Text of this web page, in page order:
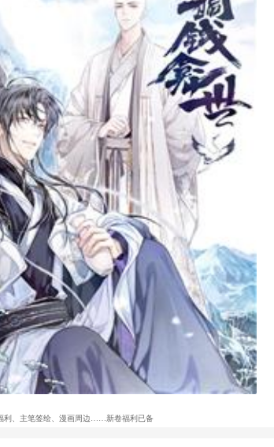
利、主笔签绘、漫画周边……新卷福利已备